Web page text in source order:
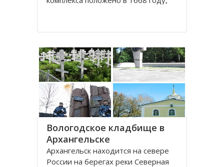
себе две функции: торговую и
Архангельск на тот момент являлся
крупным
Вологодское кладбище в
Архангельске
Архангельск находится на севере
России на берегах реки Северная